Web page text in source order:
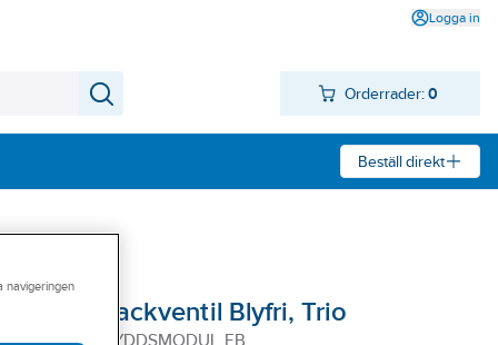
Logga in
Orderrader: 0
Beställ direkt
med backventil Blyfri, Trio
MED BV ,SKYDDSMODUL EB
navigeringen